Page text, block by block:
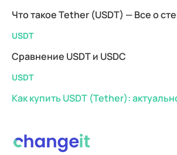
Что такое Tether (USDT) — Все о
USDT
Сравнение USDT и USDC
USDT
Как купить USDT (Tether):